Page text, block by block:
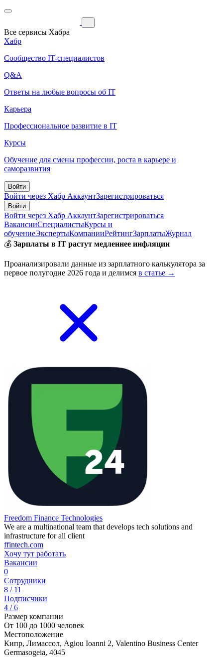
Все сервисы Хабра
Хабр
Сообщество IT-специалистов
Q&A
Ответы на любые вопросы об IT
Карьера
Профессиональное развитие в IT
Курсы
Обучение для смены профессии, роста в карьере и
саморазвития
Войти
Войти через Хабр АккаунтЗарегистрироваться
Войти
Войти через Хабр АккаунтЗарегистрироваться
ВакансииСпециалистыКурсы и
обучениеЭкспертыКомпанииРейтингЗарплатыЖурнал
💰 Зарплаты в IT растут медленнее инфляции
Проанализировали данные из зарплатного калькулятора за
первое полугодие 2026 года и делимся в статье →
Freedom Finance Technologies
We are a multinational team that develops tech solutions and
infrastructure for all client
ffintech.com
Хочу тут работать
Вакансии
0
Сотрудники
8 / 11
Подписчики
4 / 6
Размер компании
От 100 до 1000 человек
Местоположение
Кипр, Лимассол, Agiou Ioanni 2, Valentino Business Center
Germasogeia, 4045